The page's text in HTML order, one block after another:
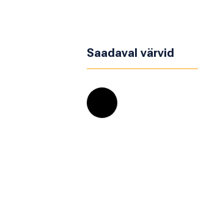
Saadaval värvid